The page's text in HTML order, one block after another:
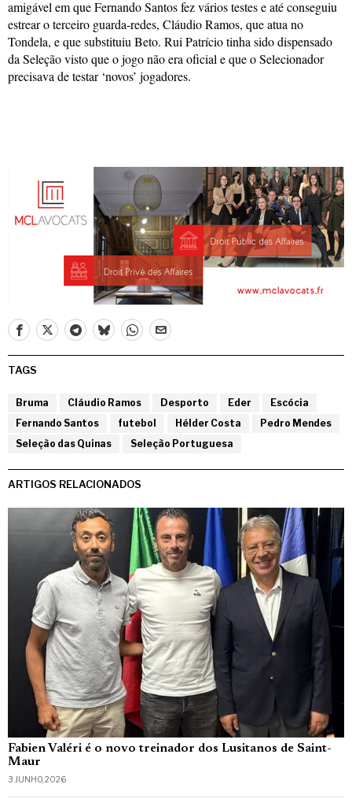
amigável em que Fernando Santos fez vários testes e até conseguiu
estrear o terceiro guarda-redes, Cláudio Ramos, que atua no
Tondela, e que substituiu Beto. Rui Patrício tinha sido dispensado
da Seleção visto que o jogo não era oficial e que o Selecionador
precisava de testar ‘novos’ jogadores.
TAGS
Bruma Cláudio Ramos Desporto Eder
Escócia
Fernando Santos
futebol Hélder Costa
Pedro Mendes
Seleção das Quinas
Seleção Portuguesa
ARTIGOS RELACIONADOS
Fabien Valéri é o novo treinador dos Lusitanos de Saint-
Maur
3 JUNHO, 2026